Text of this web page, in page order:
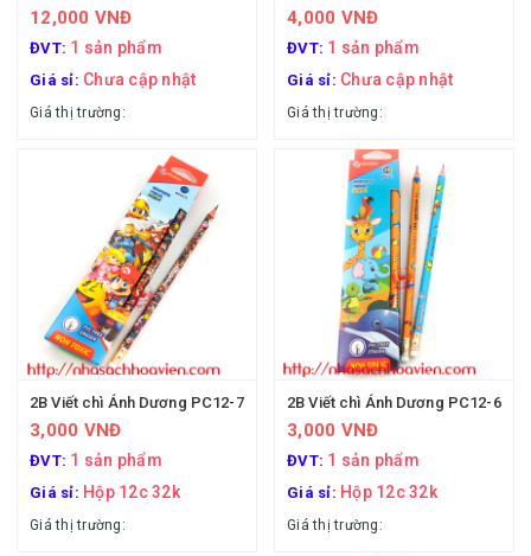
12,000 VNĐ
ĐVT: 1 sản phẩm
Giá sỉ: Chưa cập nhật
Giá thị trường:
4,000 VNĐ
ĐVT: 1 sản phẩm
Giá sỉ: Chưa cập nhật
Giá thị trường:
2B Viết chì Ánh Dương PC12-7
3,000 VNĐ
ĐVT: 1 sản phẩm
Giá sỉ: Hộp 12c 32k
Giá thị trường:
2B Viết chì Ánh Dương PC12-6
3,000 VNĐ
ĐVT: 1 sản phẩm
Giá sỉ: Hộp 12c 32k
Giá thị trường: